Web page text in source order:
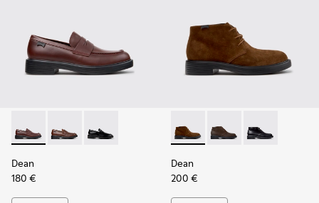
Dean - K101045-008 - Mocasines de piel burdeos para
Dean - K101045-005
Dean - K101045-001
Dean
180 €
Dean - K300493-007 -
Dean - K300493-006
Dean -
Dean
200 €